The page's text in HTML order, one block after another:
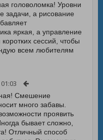
головоломка! Уровни
задачи, а рисование
яркая, а управление
сессий, чтобы
всем любителям
Смешение
много забавы.
проявить
бывает сложно,
Отличный способ